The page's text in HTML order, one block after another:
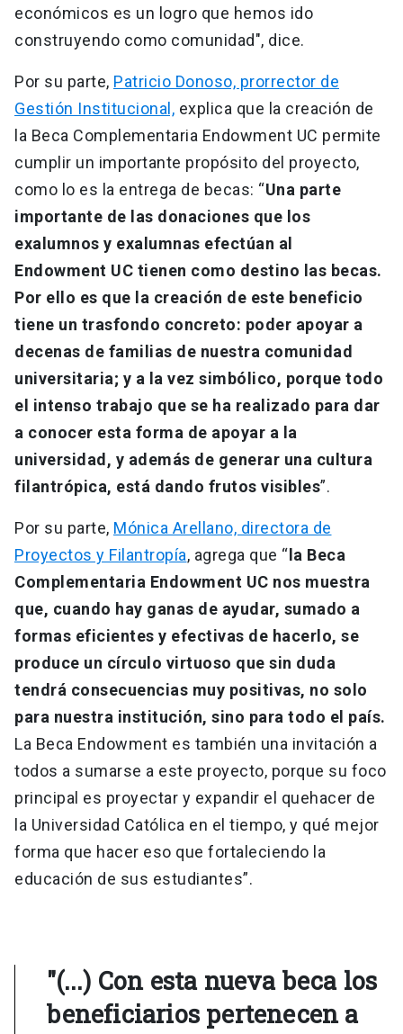
económicos es un logro que hemos ido
construyendo como comunidad", dice.
Por su parte, Patricio Donoso, prorrector de
Gestión Institucional, explica que la creación de
la Beca Complementaria Endowment UC permite
cumplir un importante propósito del proyecto,
como lo es la entrega de becas: “Una parte
importante de las donaciones que los
exalumnos y exalumnas efectúan al
Endowment UC tienen como destino las becas.
Por ello es que la creación de este beneficio
tiene un trasfondo concreto: poder apoyar a
decenas de familias de nuestra comunidad
universitaria; y a la vez simbólico, porque todo
el intenso trabajo que se ha realizado para dar
a conocer esta forma de apoyar a la
universidad, y además de generar una cultura
filantrópica, está dando frutos visibles”.
Por su parte, Mónica Arellano, directora de
Proyectos y Filantropía, agrega que “ la Beca
Complementaria Endowment UC nos muestra
que, cuando hay ganas de ayudar, sumado a
formas eficientes y efectivas de hacerlo, se
produce un círculo virtuoso que sin duda
tendrá consecuencias muy positivas, no solo
para nuestra institución, sino para todo el país.
La Beca Endowment es también una invitación a
todos a sumarse a este proyecto, porque su foco
principal es proyectar y expandir el quehacer de
la Universidad Católica en el tiempo, y qué mejor
forma que hacer eso que fortaleciendo la
educación de sus estudiantes”.
"(...) Con esta nueva beca los
beneficiarios pertenecen a